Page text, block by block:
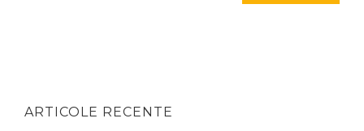
ARTICOLE RECENTE